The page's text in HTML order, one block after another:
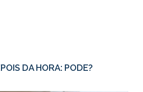
DA HORA: PODE?